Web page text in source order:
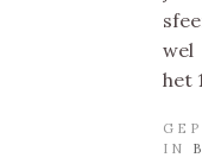
wel
het
IN